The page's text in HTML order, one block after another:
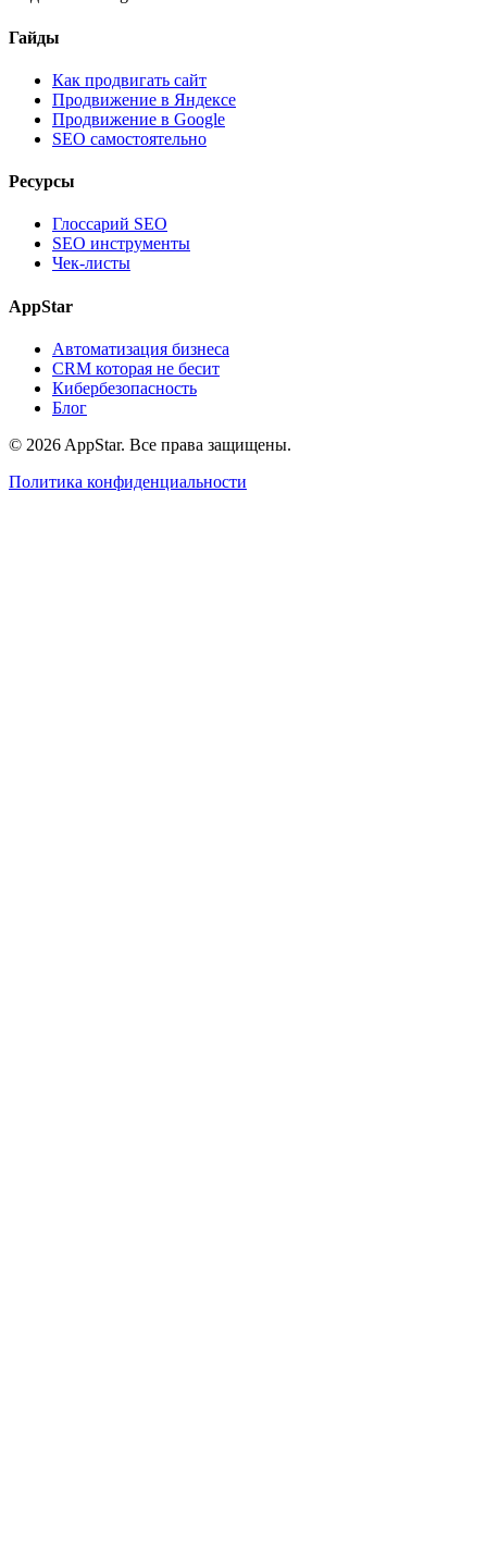
Гайды
Как продвигать сайт
Продвижение в Яндексе
Продвижение в Google
SEO самостоятельно
Ресурсы
Глоссарий SEO
SEO инструменты
Чек-листы
AppStar
Автоматизация бизнеса
CRM которая не бесит
Кибербезопасность
Блог
© 2026 AppStar. Все права защищены.
Политика конфиденциальности